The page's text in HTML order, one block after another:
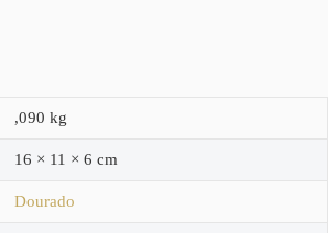
,090 kg
16 × 11 × 6 cm
Dourado